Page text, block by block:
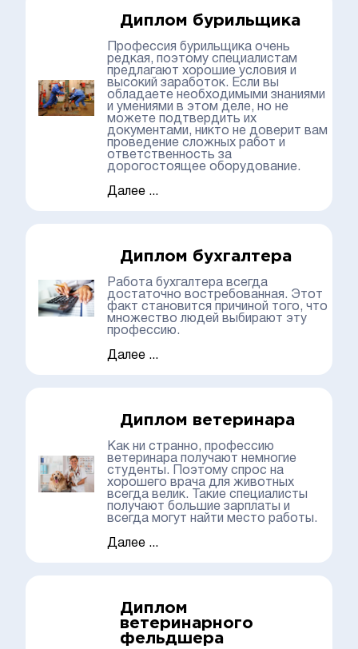
Диплом бурильщика
Профессия бурильщика очень
редкая, поэтому специалистам
предлагают хорошие условия и
высокий заработок. Если вы
обладаете необходимыми знаниями
и умениями в этом деле, но не
можете подтвердить их
документами, никто не доверит вам
проведение сложных работ и
ответственность за
дорогостоящее оборудование.
Далее ...
Диплом бухгалтера
Работа бухгалтера всегда
достаточно востребованная. Этот
факт становится причиной того, что
множество людей выбирают эту
профессию.
Далее ...
Диплом ветеринара
Как ни странно, профессию
ветеринара получают немногие
студенты. Поэтому спрос на
хорошего врача для животных
всегда велик. Такие специалисты
получают большие зарплаты и
всегда могут найти место работы.
Далее ...
Диплом
ветеринарного
фельдшера